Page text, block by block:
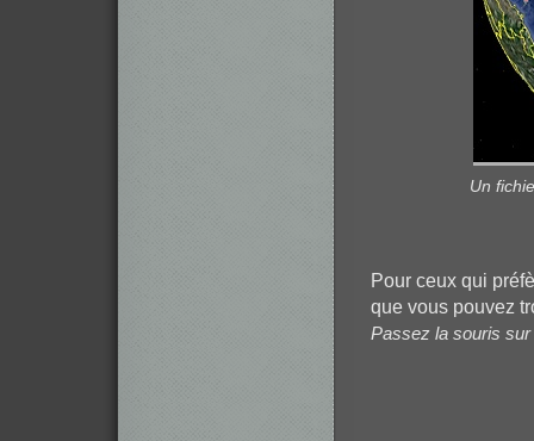
Un
Pour ceux qui
que vous pouvez
Passez la souris